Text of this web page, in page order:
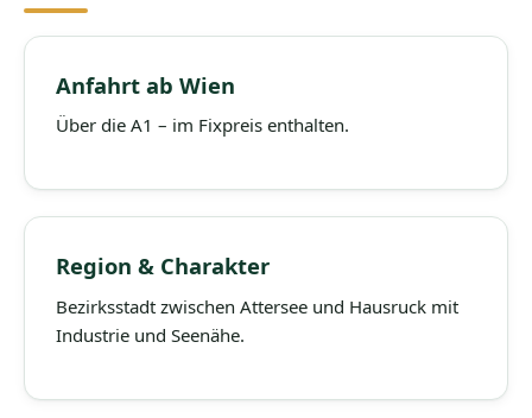
Anfahrt ab Wien
Über die A1 – im Fixpreis enthalten.
Region & Charakter
Bezirksstadt zwischen Attersee und Hausruck mit
Industrie und Seenähe.